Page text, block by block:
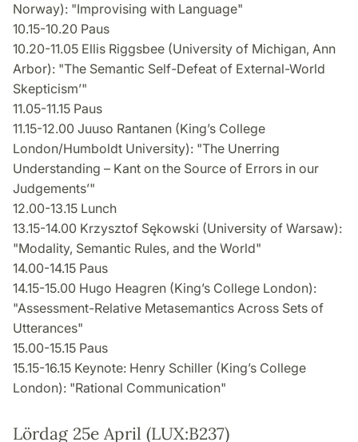
Norway): "Improvising with Language"
10.15-10.20 Paus
10.20-11.05 Ellis Riggsbee (University of Michigan, Ann
Arbor): "The Semantic Self-Defeat of External-World
Skepticism’"
11.05-11.15 Paus
11.15-12.00 Juuso Rantanen (King’s College
London/Humboldt University): "The Unerring
Understanding – Kant on the Source of Errors in our
Judgements’"
12.00-13.15 Lunch
13.15-14.00 Krzysztof Sękowski (University of Warsaw):
"Modality, Semantic Rules, and the World"
14.00-14.15 Paus
14.15-15.00 Hugo Heagren (King’s College London):
"Assessment-Relative Metasemantics Across Sets of
Utterances"
15.00-15.15 Paus
15.15-16.15 Keynote: Henry Schiller (King’s College
London): "Rational Communication"
Lördag 25e April (LUX:B237)